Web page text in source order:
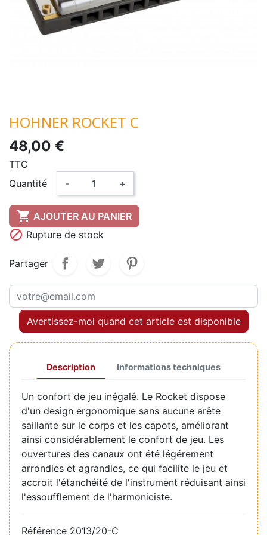
HOHNER ROCKET C
48,00 €
TTC
Quantité
- +
 AJOUTER AU PANIER
 Rupture de stock
Partager
Avertissez-moi quand cet article est disponible
Description Informations techniques
Un confort de jeu inégalé. Le Rocket dispose
d'un design ergonomique sans aucune arête
saillante sur le corps et les capots, améliorant
ainsi considérablement le confort de jeu. Les
ouvertures des canaux ont été légérement
arrondies et agrandies, ce qui facilite le jeu et
accroit l'étanchéité de l'instrument réduisant ainsi
l'essoufflement de l'harmoniciste.
Référence 2013/20-C